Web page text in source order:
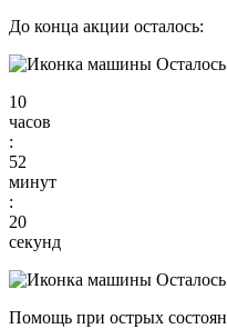
До конца акции осталось:
10
часов
:
52
минут
:
18
секунд
Помощь при острых